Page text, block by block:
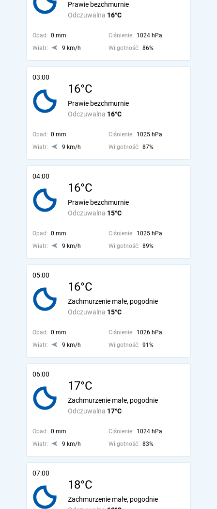
Odczuwalna 16°C
Prawie bezchmurnie
Opad: 0 mm Ciśnienie: 1024 hPa
Wiatr:
9 km/h Wilgotność: 86%
03:00
16°C
Odczuwalna 16°C
Prawie bezchmurnie
Opad: 0 mm Ciśnienie: 1025 hPa
Wiatr:
9 km/h Wilgotność: 87%
04:00
16°C
Odczuwalna 15°C
Prawie bezchmurnie
Opad: 0 mm Ciśnienie: 1025 hPa
Wiatr:
9 km/h Wilgotność: 89%
05:00
16°C
Odczuwalna 15°C
Zachmurzenie małe, pogodnie
Opad: 0 mm Ciśnienie: 1026 hPa
Wiatr:
9 km/h Wilgotność: 91%
06:00
17°C
Odczuwalna 17°C
Zachmurzenie małe, pogodnie
Opad: 0 mm Ciśnienie: 1024 hPa
Wiatr:
9 km/h Wilgotność: 83%
07:00
18°C
Zachmurzenie małe, pogodnie